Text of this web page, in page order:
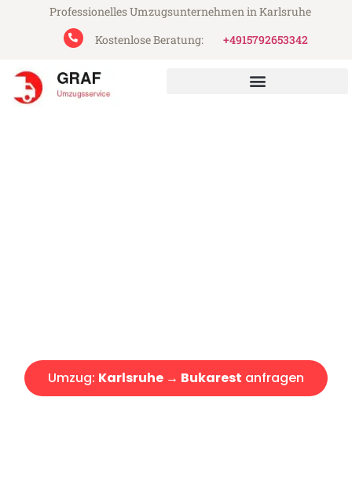
Professionelles Umzugsunternehmen in Karlsruhe
Kostenlose Beratung:
+4915792653342
Umzug: Karlsruhe → Bukarest anfragen